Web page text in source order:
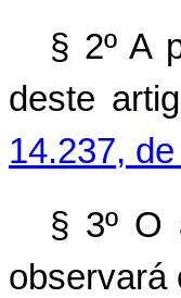
§ 2º A
deste
14.237,
§ 3º O
observará